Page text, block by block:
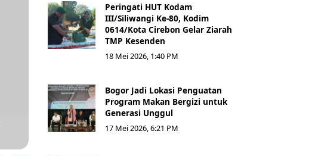
Peringati HUT Kodam
III/Siliwangi Ke-80, Kodim
0614/Kota Cirebon Gelar Ziarah
TMP Kesenden
18 Mei 2026, 1:40 PM
Bogor Jadi Lokasi Penguatan
Program Makan Bergizi untuk
Generasi Unggul
17 Mei 2026, 6:21 PM